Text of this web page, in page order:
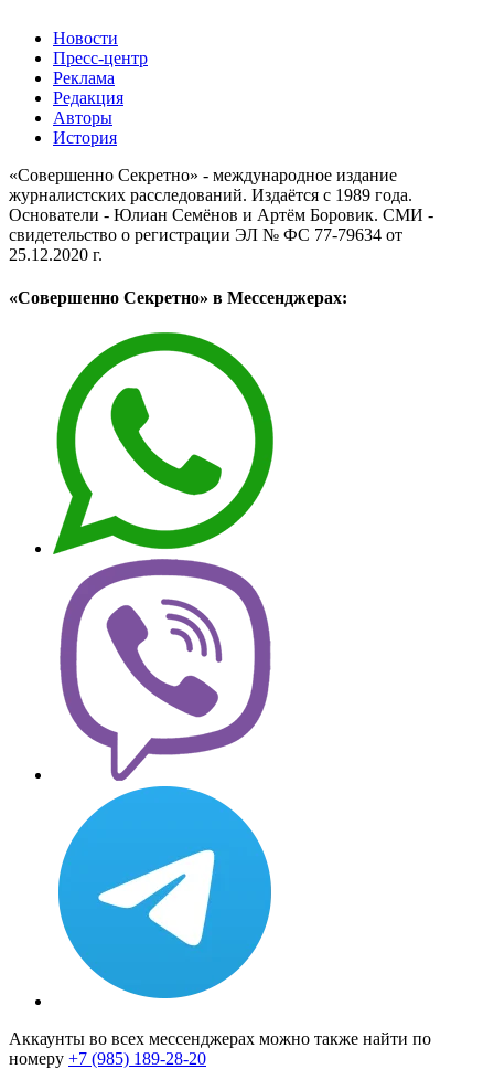
Новости
Пресс-центр
Реклама
Редакция
Авторы
История
«Совершенно Секретно» - международное издание
журналистских расследований. Издаётся с 1989 года.
Основатели - Юлиан Семёнов и Артём Боровик. CМИ -
свидетельство о регистрации ЭЛ № ФС 77-79634 от
25.12.2020 г.
«Совершенно Секретно» в Мессенджерах:
Аккаунты во всех мессенджерах можно также найти по
номеру +7 (985) 189-28-20